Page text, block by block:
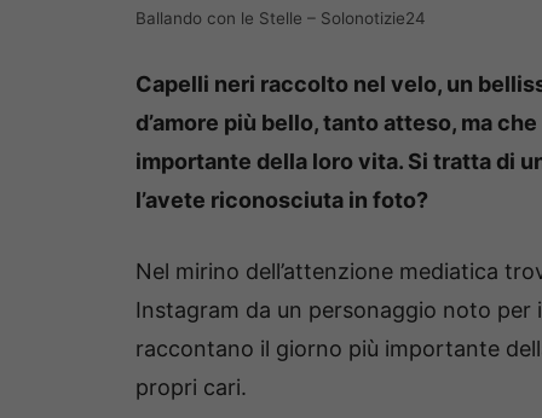
Ballando con le Stelle – Solonotizie24
Capelli neri raccolto nel velo, un
d’amore più bello, tanto atteso, ma
importante della loro vita. Si tratta di
l’avete riconosciuta in foto?
Nel mirino dell’attenzione mediatica
Instagram da un personaggio noto per
raccontano il giorno più importante
propri cari.